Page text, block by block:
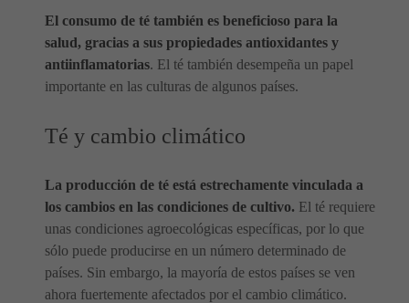
El consumo de té también es beneficioso para la
salud, gracias a sus propiedades antioxidantes y
antiinflamatorias. El té también desempeña un papel
importante en las culturas de algunos países.
Té y cambio climático
La producción de té está estrechamente vinculada a
los cambios en las condiciones de cultivo. El té requiere
unas condiciones agroecológicas específicas, por lo que
sólo puede producirse en un número determinado de
países. Sin embargo, la mayoría de estos países se ven
ahora fuertemente afectados por el cambio climático.